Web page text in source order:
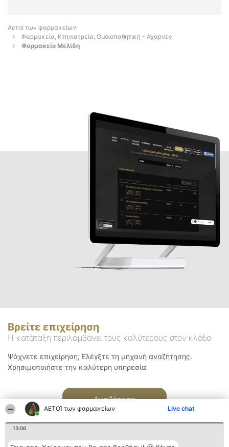
ΑΕΤΟΊ των φαρμακείων Live chat
13:06
Αετοί των φαρμακείων
Φαρμακεία, Κτηνιατρεία, Ομοιοπαθητική - Αχαρνές
Φαρμακείο Μελίδη
Βρείτε επιχείρηση
Η κατάταξη περιλαμβάνει τους καλύτερους στον κλάδο
Ψάχνετε επιχείρηση; Ελέγξτε τη μηχανή αναζήτησης.
Χρησιμοποιήστε την καλύτερη υπηρεσία
Αναζήτηση